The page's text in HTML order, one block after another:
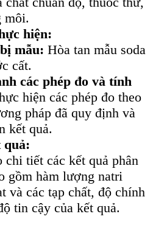
môi.
hiện:
mẫu: Hòa tan mẫu soda
cất.
các phép đo và tính
hiện các phép đo theo
pháp đã quy định và
kết quả.
quả:
chi tiết các kết quả phân
gồm hàm lượng natri
và các tạp chất, độ chính
tin cậy của kết quả.